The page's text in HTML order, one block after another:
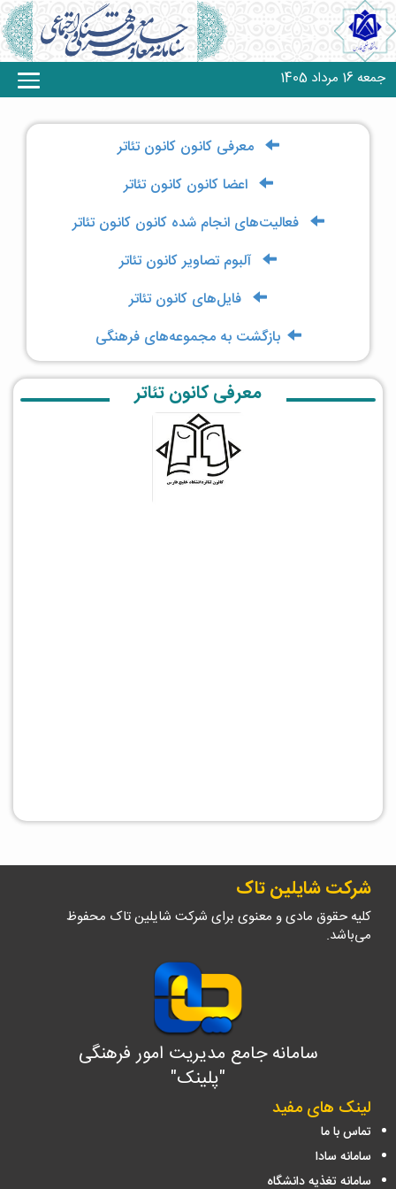
جمعه 16 مرداد 1405
معرفی کانون‌ کانون تئاتر
اعضا کانون‌ کانون تئاتر
فعالیت‌های انجام شده کانون‌ کانون تئاتر
آلبوم تصاویر کانون تئاتر
فایل‌های کانون تئاتر
بازگشت به مجموعه‌های فرهنگی
معرفی کانون تئاتر
شرکت شایلین تاک
کلیه حقوق مادی و معنوی برای شرکت شایلین تاک محفوظ
می‌باشد.
سامانه جامع مدیریت امور فرهنگی
"پلینک"
لینک های مفید
تماس با ما
سامانه سادا
سامانه تغذیه دانشگاه